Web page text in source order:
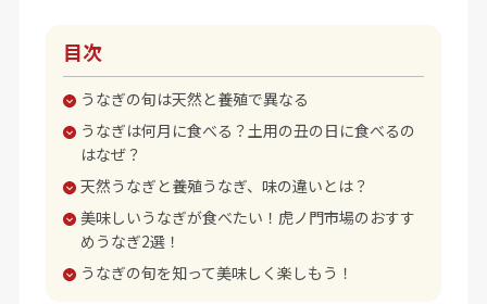
目次
うなぎの旬は天然と養殖で異なる
うなぎは何月に食べる？土用の丑の日に食べるの
はなぜ？
天然うなぎと養殖うなぎ、味の違いとは？
美味しいうなぎが食べたい！虎ノ門市場のおすす
めうなぎ2選！
うなぎの旬を知って美味しく楽しもう！